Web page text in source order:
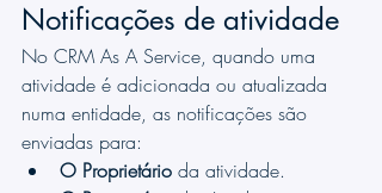
Notificações de atividade
No CRM As A Service, quando uma
atividade é adicionada ou atualizada
numa entidade, as notificações são
enviadas para:
O Proprietário da atividade.